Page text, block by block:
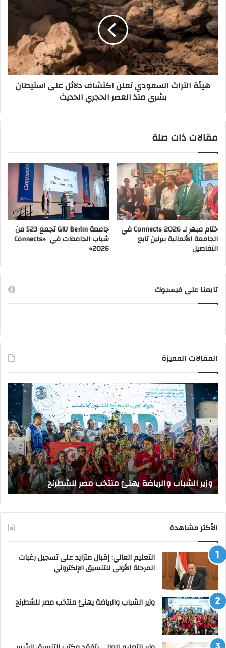
الشرق
الأوسط
السعودي
تعلن
اكتشاف
دلائل
على
استيطان
بشري
منذهيئة التراث السعودي تعلن اكتشاف دلائل على استيطان
بشري منذ العصر الحجري الحديث
مقالات ذات صلة
ختام مبهر لـ Connects 2026 في
الجامعة الألمانية ببرلين تابع
التفاصيل
جامعة GIU Berlin تجمع 523 من
شباب الجامعات في «Connects
2026»
تابعنا على فيسبوك
المقالات المميزة
وزير
الشباب
والرياضة
يهنئ
منتخب
مصر
للشطرنج
وزير الشباب والرياضة يهنئ منتخب مصر للشطرنج
الأكثر مشاهدة
التعليم العالي: إقبال متزايد على تسجيل رغبات
المرحلة الأولى للتنسيق الإلكتروني
وزير الشباب والرياضة يهنئ منتخب مصر للشطرنج